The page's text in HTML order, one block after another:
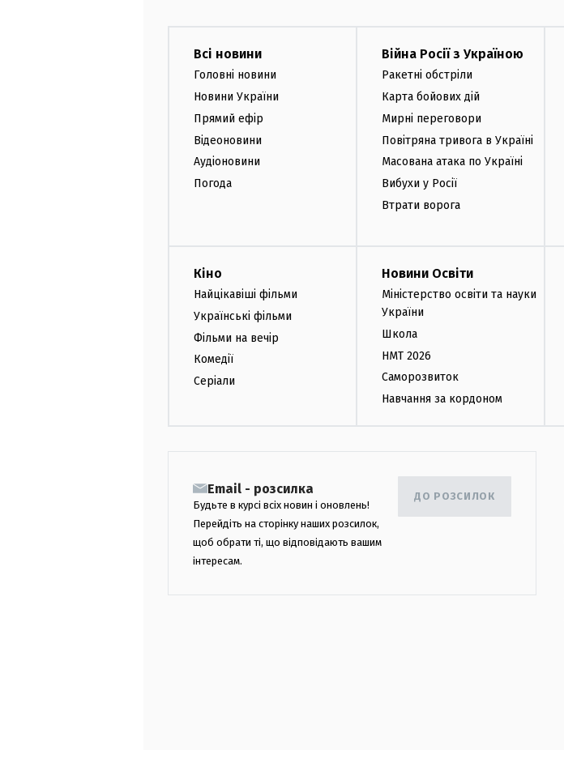
Всі новини
Головні новини
Новини України
Прямий ефір
Відеоновини
Аудіоновини
Погода
Війна Росії з Україною
Ракетні обстріли
Карта бойових дій
Мирні переговори
Повітряна тривога в Україні
Масована атака по Україні
Вибухи у Росії
Втрати ворога
Кіно
Найцікавіші фільми
Українські фільми
Фільми на вечір
Комедії
Серіали
Новини Освіти
Міністерство освіти та науки
України
Школа
НМТ 2026
Саморозвиток
Навчання за кордоном
Email - розсилка
Будьте в курсі всіх новин і оновлень!
Перейдіть на сторінку наших розсилок,
щоб обрати ті, що відповідають вашим
інтересам.
ДО РОЗСИЛОК